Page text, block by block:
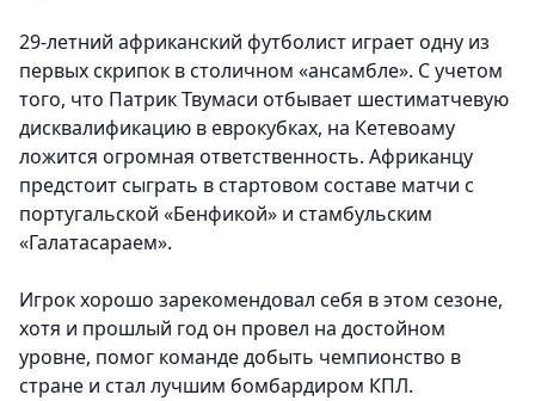
29-летний африканский футболист играет одну из
первых скрипок в столичном «ансамбле». С учетом
того, что Патрик Твумаси отбывает шестиматчевую
дисквалификацию в еврокубках, на Кетевоаму
ложится огромная ответственность. Африканцу
предстоит сыграть в стартовом составе матчи с
португальской «Бенфикой» и стамбульским
«Галатасараем».
Игрок хорошо зарекомендовал себя в этом сезоне,
хотя и прошлый год он провел на достойном
уровне, помог команде добыть чемпионство в
стране и стал лучшим бомбардиром КПЛ.